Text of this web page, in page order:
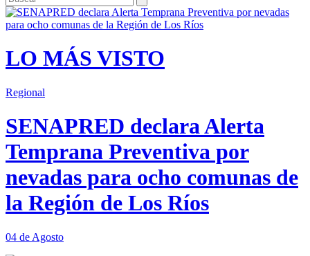
LO MÁS VISTO
Regional
SENAPRED declara Alerta
Temprana Preventiva por
nevadas para ocho comunas de
la Región de Los Ríos
04 de Agosto